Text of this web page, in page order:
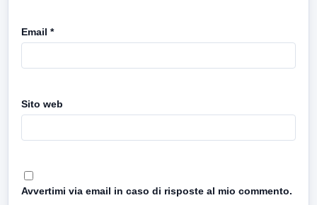
Email *
Sito web
Avvertimi via email in caso di risposte al mio commento.